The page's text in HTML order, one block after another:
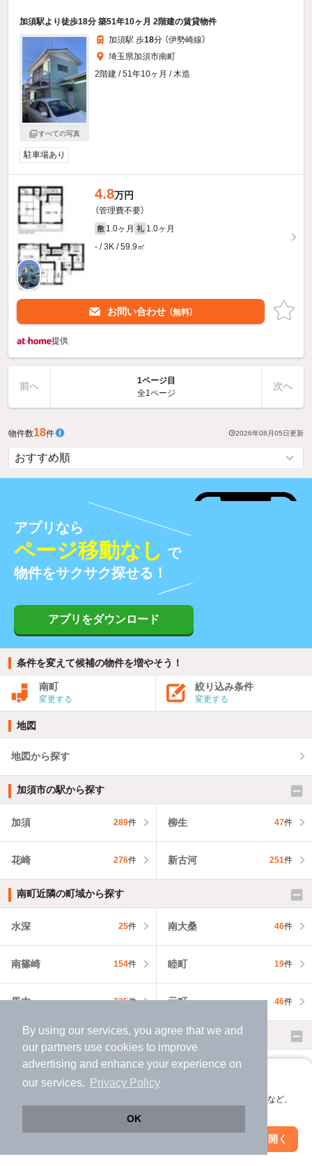
By using our services, you agree that we and
our partners use cookies to improve
advertising and enhance your experience on
our services.
Privacy Policy
OK
アプリに切り替えて、サクサクお部屋探し
会員登録なしですぐ使える。マップ検索やお気に入り保存など、
アプリを開く
加須駅より徒歩18分 築51年10ヶ月 2階建の賃貸物件
すべての写真
加須駅 歩18分 （伊勢崎線）
埼玉県加須市南町
2階建 / 51年10ヶ月 / 木造
駐車場あり
4.8万円
（管理費不要）
敷 1.0ヶ月 礼 1.0ヶ月
- / 3K / 59.9㎡
お問い合わせ （無料）
提供
前へ
1ページ目
全1ページ
次へ
物件数18件 2026年08月05日更新
アプリなら
ページ移動なし で
物件をサクサク探せる！
アプリをダウンロード
条件を変えて候補の物件を増やそう！
南町
変更する
絞り込み条件
変更する
地図
地図から探す
加須市の駅から探す
加須 289件 柳生 47件
花崎 276件 新古河 251件
南町近隣の町域から探す
水深 25件 南大桑 46件
南篠崎 154件 睦町 19件
馬内 235件 元町 46件
加須市近隣の市区町村から探す
秩父市 88件 所沢市
飯能市 350件 本庄市 638 件
1,195件
絞り込み条件を変更